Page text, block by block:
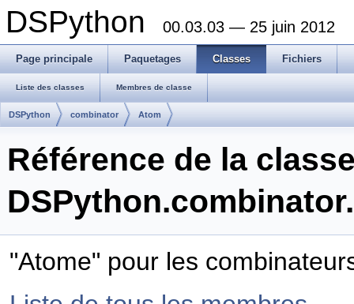
DSPython 00.03.03 — 25 juin 2012
Page principale Paquetages Classes Fichiers
Liste des classes Membres de classe
DSPython combinator Atom
Référence de la
"Atome" pour les